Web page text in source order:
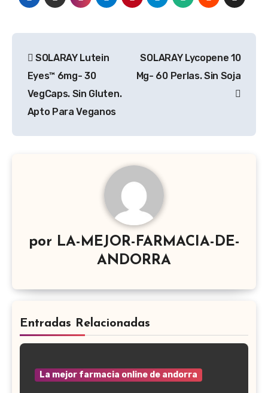
de
entradas
SOLARAY Lutein
Eyes™ 6mg- 30
VegCaps. Sin Gluten.
Apto Para Veganos
SOLARAY Lycopene 10
Mg- 60 Perlas. Sin Soja
por LA-MEJOR-FARMACIA-DE-
ANDORRA
Entradas Relacionadas
La mejor farmacia online de andorra